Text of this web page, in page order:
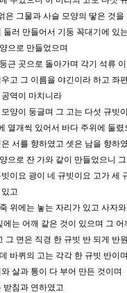
은 그물과 사슬 모양의 땋은 것
러 만들어서 기둥 꼭대기에
으로 만들었으며
근 곳으로 돌아가며 각기 석류
고 그 이름을 야긴이라 하고
공역이 마치니라
양이 둥글며 그 고는 다섯 규빗
열개씩 있어서 바다 주위에 둘
서를 향하였고 셋은 남을 향
으로 잔 가와 같이 만들었으니
이요 광이 네 규빗이요 고가 세
있고
위에는 놓는 자리가 있고 사자
는 어깨 같은 것이 있으며 그
그 면은 직경 한 규빗 반 되게
바퀴의 고는 각각 한 규빗 반이
살과 통이 다 부어 만든 것이며
받침과 연하였고